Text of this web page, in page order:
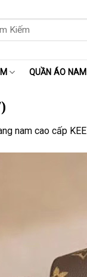
QUẦN ÁO NAM
nam cao cấp